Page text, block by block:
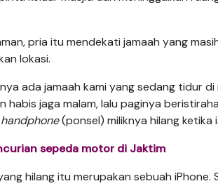
pria itu mendekati jamaah yang
lokasi.
ada jamaah kami yang sedang tidur
habis jaga malam, lalu paginya
handphone(ponsel) miliknya hilang ketika
sepeda motor di Jaktim
hilang itu merupakan sebuah iPhone.